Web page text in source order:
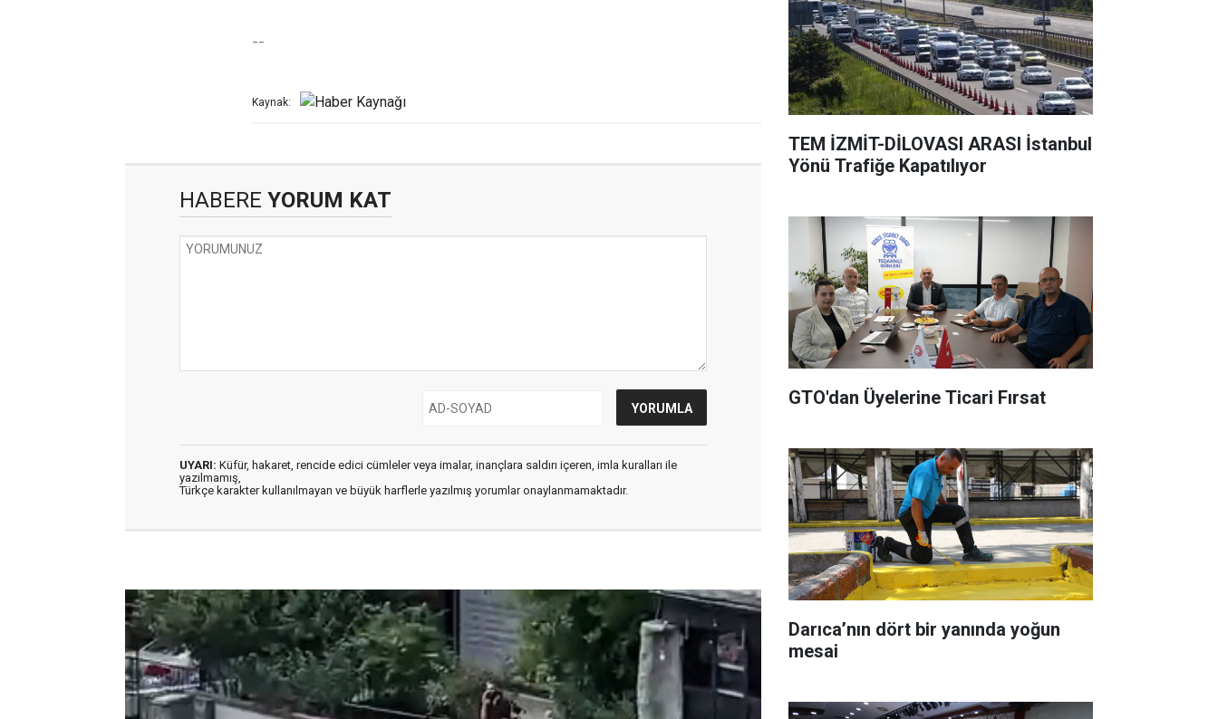
--
Kaynak:
HABERE YORUM KAT
UYARI: Küfür, hakaret, rencide edici cümleler veya imalar, inançlara saldırı içeren, imla kuralları ile
yazılmamış,
Türkçe karakter kullanılmayan ve büyük harflerle yazılmış yorumlar onaylanmamaktadır.
TEM İZMİT-DİLOVASI ARASI İstanbul
Yönü Trafiğe Kapatılıyor
GTO'dan Üyelerine Ticari Fırsat
Darıca’nın dört bir yanında yoğun
mesai